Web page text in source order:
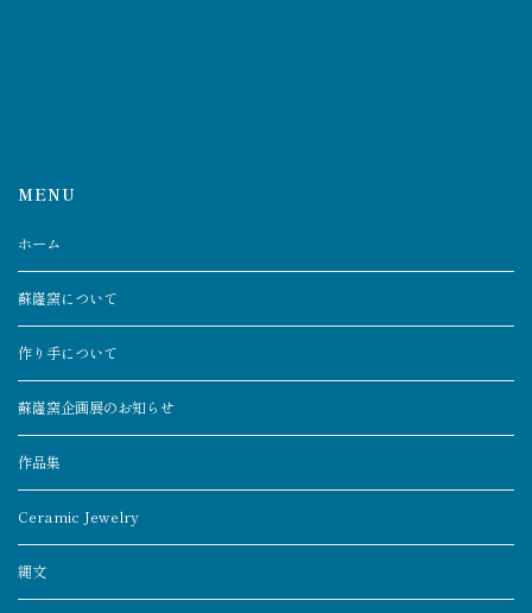
MENU
ホーム
蘇嶐窯について
作り手について
蘇嶐窯企画展のお知らせ
作品集
Ceramic Jewelry
縄文